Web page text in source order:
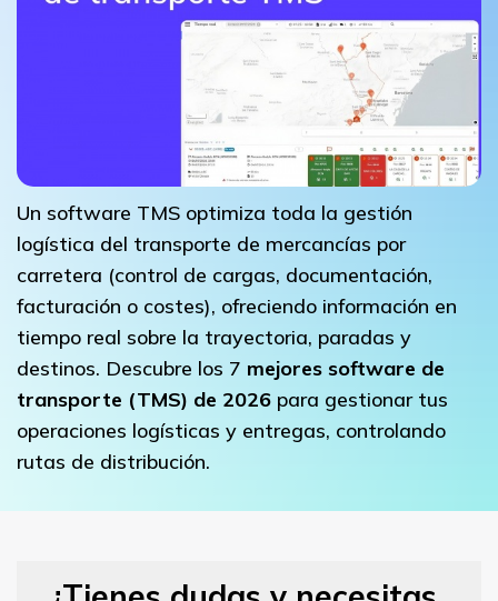
Un software TMS optimiza toda la gestión
logística del transporte de mercancías por
carretera (control de cargas, documentación,
facturación o costes), ofreciendo información en
tiempo real sobre la trayectoria, paradas y
destinos. Descubre los 7 mejores software de
transporte (TMS) de 2026 para gestionar tus
operaciones logísticas y entregas, controlando
rutas de distribución.